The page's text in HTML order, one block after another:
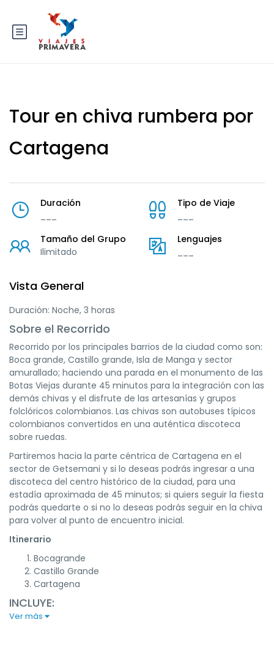
Tour en chiva rumbera por
Cartagena
Duración
Tipo de Viaje
Tamaño del Grupo
Ilimitado
Lenguajes
Vista General
Duración: Noche, 3 horas
Sobre el Recorrido
Recorrido por los principales barrios de la ciudad como son:
Boca grande, Castillo grande, Isla de Manga y sector
amurallado; haciendo una parada en el monumento de las
Botas Viejas durante 45 minutos para la integración con las
demás chivas y el disfrute de las artesanías y grupos
folclóricos colombianos. Las chivas son autobuses típicos
colombianos convertidos en una auténtica discoteca
sobre ruedas.
Partiremos hacia la parte céntrica de Cartagena en el
sector de Getsemani y si lo deseas podrás ingresar a una
discoteca del centro histórico de la ciudad, para una
estadía aproximada de 45 minutos; si quiers seguir la fiesta
podrás quedarte o si no lo deseas podrás seguir en la chiva
para volver al punto de encuentro inicial.
Itinerario
Bocagrande
Castillo Grande
Cartagena
INCLUYE:
Transporte (recogida en hotel), tarifa de entrada y
Ver más